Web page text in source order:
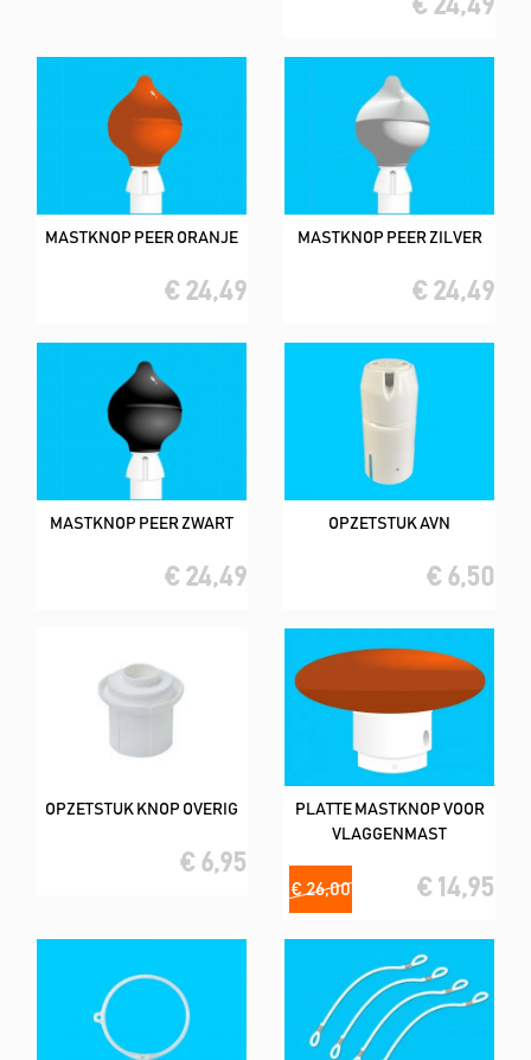
€ 24,49
MASTKNOP PEER ORANJE
€ 24,49
MASTKNOP PEER ZILVER
€ 24,49
MASTKNOP PEER ZWART
€ 24,49
OPZETSTUK AVN
€ 6,50
OPZETSTUK KNOP OVERIG
€ 6,95
PLATTE MASTKNOP VOOR
VLAGGENMAST
€ 26,00 € 14,95